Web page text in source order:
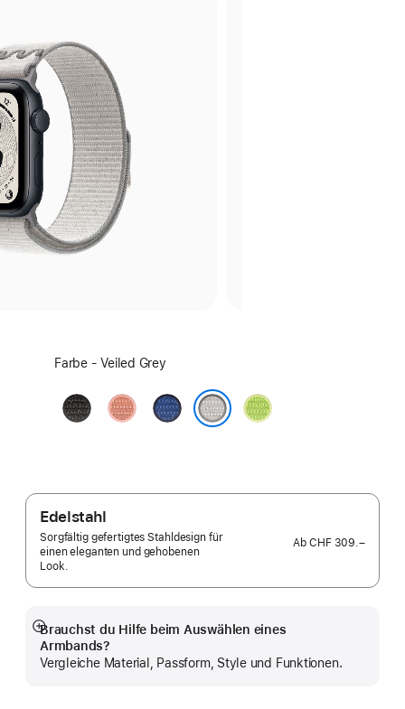
Farbe
Farbe - Veiled Grey
Midnight
Black
Alpenglow
Pink
Blue
Ribbon
Volt
Splash
Edelstahl
Sorgfältig gefertigtes Stahldesign für
einen eleganten und gehobenen
Look.
AbCHF 309.–
Brauchst du Hilfe beim Auswählen eines
Armbands?
Vergleiche Material, Passform, Style und Funktionen.
Mehr
anzeigen